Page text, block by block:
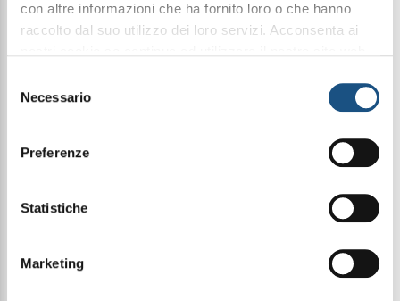
con altre informazioni che ha fornito loro o che hanno
raccolto dal suo utilizzo dei loro servizi. Acconsenta ai
delNecessario
Preferenze
Statistiche
Marketing
FacebookWhatsApp
Halbea Alpine Heritage 141 è una fragranza fresca
e luminosa, che unisce delicate note agrumate a
L’apertura è vivace e frizzante, con la combinazione
del bergamotto e del mandarino, che regalano un
l'aroma delicato del tè verde, esaltato dalla
dolcezza leggermente fruttata del ribes nero. Il